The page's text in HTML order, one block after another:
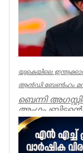
യുകെയിലെ
ആൻഡി ബേൺഹം
ബെന്നി
അംഗം
ആൻഡി
Featured News